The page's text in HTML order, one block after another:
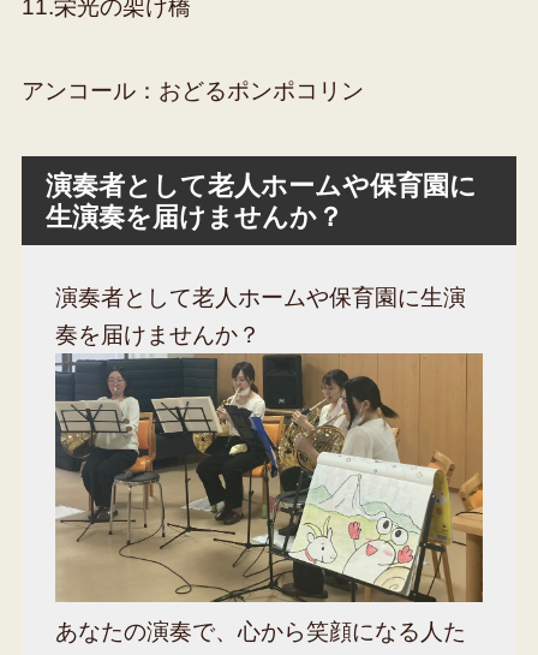
11.栄光の架け橋
アンコール：おどるポンポコリン
演奏者として老人ホームや保育園に
生演奏を届けませんか？
演奏者として老人ホームや保育園に生演
奏を届けませんか？
あなたの演奏で、心から笑顔になる人た